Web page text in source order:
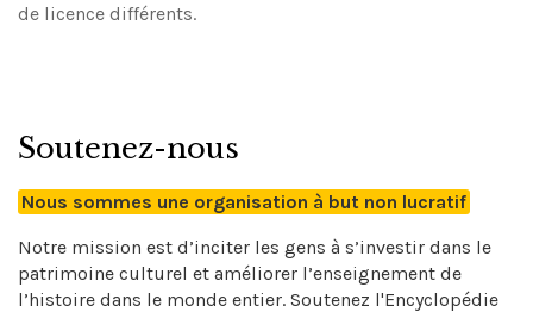
de licence différents.
Soutenez-nous
Nous sommes une organisation à but non lucratif
Notre mission est d’inciter les gens à s’investir dans le
patrimoine culturel et améliorer l’enseignement de
l’histoire dans le monde entier. Soutenez l'Encyclopédie